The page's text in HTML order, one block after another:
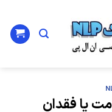
یا فقدان